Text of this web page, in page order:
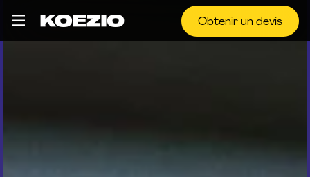
Obtenir un devis